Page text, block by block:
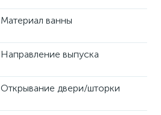
Материал ванны
Направление выпуска
Открывание двери/шторки